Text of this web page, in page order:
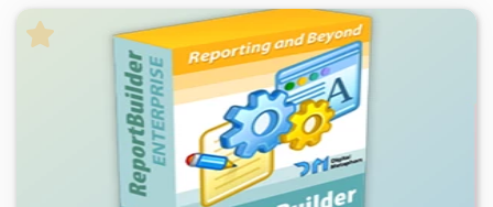
۹/۱۱K ۳۸/۷K ۱۴۰۵/۰۱/۲۴ ۰